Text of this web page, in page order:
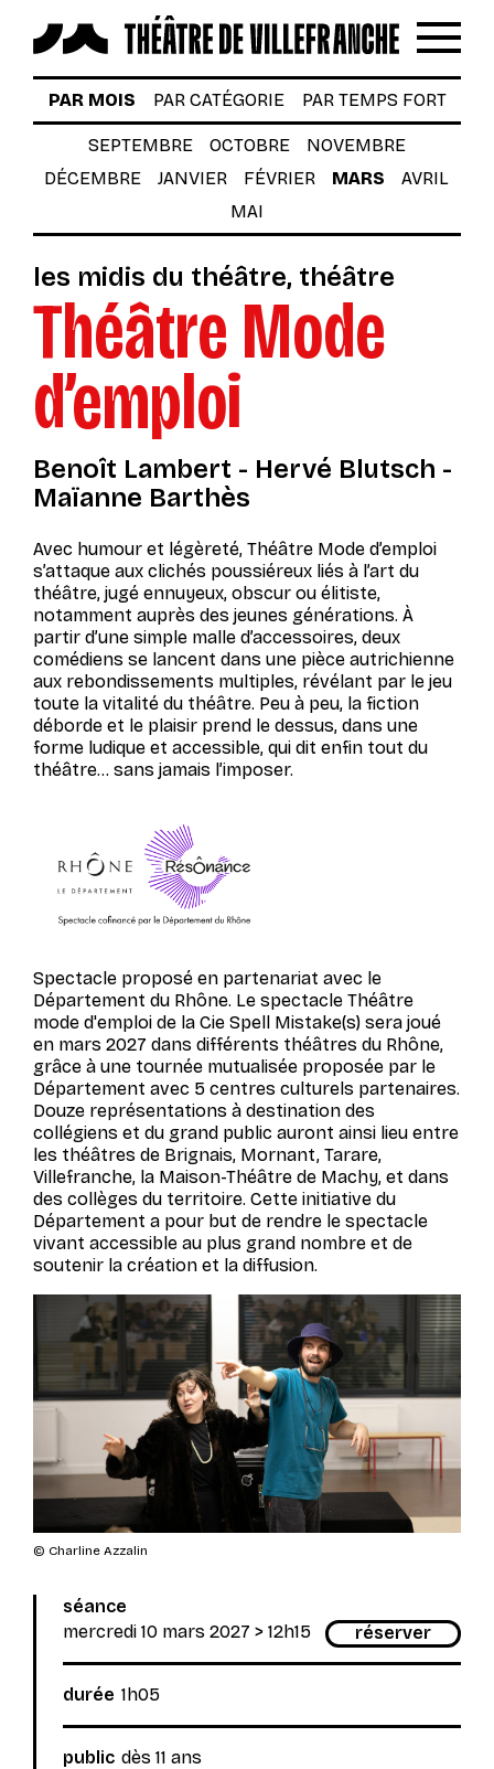
Menu
LES SPECTACLES
AUTOUR DES SPECTACLES
LE THÉÂTRE
ACTUALITÉS
BILLETTERIE
VOTRE VENUE AU THÉÂTRE
À TÉLÉCHARGER
S’INSCRIRE À LA NEWSLETTER
Billetterie
PAR MOIS PAR CATÉGORIE PAR TEMPS FORT
SEPTEMBRE OCTOBRE
NOVEMBRE
DÉCEMBRE
JANVIER FÉVRIER MARS
AVRIL
MAI
les midis du théâtre théâtre
Théâtre Mode
d’emploi
Benoît Lambert - Hervé Blutsch -
Maïanne Barthès
Avec humour et légèreté, Théâtre Mode d’emploi
s’attaque aux clichés poussiéreux liés à l’art du
théâtre, jugé ennuyeux, obscur ou élitiste,
notamment auprès des jeunes générations. À
partir d’une simple malle d’accessoires, deux
comédiens se lancent dans une pièce autrichienne
aux rebondissements multiples, révélant par le jeu
toute la vitalité du théâtre. Peu à peu, la fiction
déborde et le plaisir prend le dessus, dans une
forme ludique et accessible, qui dit enfin tout du
théâtre… sans jamais l’imposer.
Spectacle proposé en partenariat avec le
Département du Rhône. Le spectacle Théâtre
mode d'emploi de la Cie Spell Mistake(s) sera joué
en mars 2027 dans différents théâtres du Rhône,
grâce à une tournée mutualisée proposée par le
Département avec 5 centres culturels partenaires.
Douze représentations à destination des
collégiens et du grand public auront ainsi lieu entre
les théâtres de Brignais, Mornant, Tarare,
Villefranche, la Maison-Théâtre de Machy, et dans
des collèges du territoire. Cette initiative du
Département a pour but de rendre le spectacle
vivant accessible au plus grand nombre et de
soutenir la création et la diffusion.
© Charline Azzalin
séance
mercredi 10 mars 2027 > 12h15 réserver
durée 1h05
public dès 11 ans